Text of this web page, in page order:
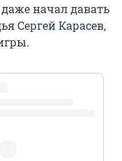
начал давать
Сергей Карасев,